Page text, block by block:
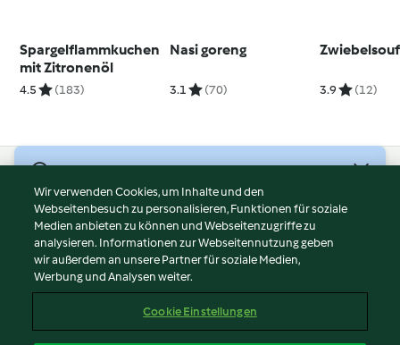
Spargelflammkuchen
mit Zitronenöl
4.5 (183)
Nasi goreng
3.1 (70) 3.9 (12)
Nutzungsbedingungen
Datenschutzrichtlinien
Disclaimer
Impressum
Inhalt melden
Wir verwenden Cookies, um Inhalte und den
Webseitenbesuch zu personalisieren, Funktionen für soziale
Medien anbieten zu können und Webseitenzugriffe zu
analysieren. Informationen zur Webseitennutzung geben
wir außerdem an unsere Partner für soziale Medien,
Werbung und Analysen weiter.
Cookie Einstellungen